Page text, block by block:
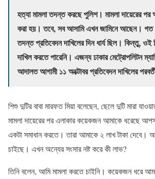
হত্যা মামলা তদন্ত করছে পুলিশ। মামলা দায়েরের পর
করা হয়। তবে, সব আসামি এখন জামিনে আছেন।
তদন্ত প্রতিবেদন দাখিলের দিন ধার্য ছিল। কিন্তু, ওই
দাখিল করতে পারেনি। এজন্য ঢাকার মেট্রোপলিটন
আদালত আগামী ১১ অক্টোবর প্রতিবেদন দাখিলের
শিশু দুটির বাবা মারফত মিয়া বলেছেন, ছেলে দুটি মারা
মামলা দায়েরের পর এলাকার কয়েকজন আমাকে ধরেছে
একটা সমাধান করতে। তারা আমাকে ২ লাখ টাকা দেবে।
চাইছে। এখন অন্যের সংসার নষ্ট করে কী লাভ?
তিনি বলেন, আমি মামলা করতে চাইনি। কয়েকজন ধরে